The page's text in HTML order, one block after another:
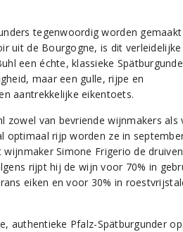
tegenwoordig worden
uit de Bourgogne, is dit verleidelijke
een échte, klassieke
maar een gulle, rijpe en
aantrekkelijke eikentoets.
zowel van bevriende wijnmakers als
optimaal rijp worden ze in
wijnmaker Simone Frigerio de
rijpt hij de wijn voor 70% in
eiken en voor 30% in
authentieke Pfalz-Spätburgunder